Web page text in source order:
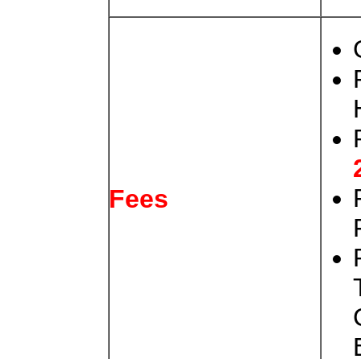
Fees